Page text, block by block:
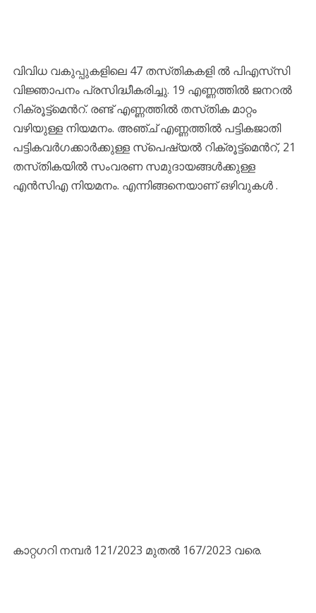
വിവിധ വകുപ്പുകളിലെ 47 തസ്‌തികകളി ൽ പിഎസ്‌സി
വിജ്ഞാപനം പ്രസിദ്ധീകരിച്ചു. 19 എണ്ണത്തിൽ ജനറൽ
റിക്രൂട്ട്‌മെൻറ്. രണ്ട്‌ എണ്ണത്തിൽ തസ്‌തിക മാറ്റം
വഴിയുള്ള നിയമനം. അഞ്ച്‌ എണ്ണത്തിൽ പട്ടികജാതി
പട്ടികവർഗക്കാർക്കുള്ള സ്‌പെഷ്യൽ റിക്രൂട്ട്‌മെൻറ്, 21
തസ്‌തികയിൽ സംവരണ സമുദായങ്ങൾക്കുള്ള
എൻസിഎ നിയമനം. എന്നിങ്ങനെയാണ് ഒഴിവുകൾ .
കാറ്റഗറി നമ്പർ 121/2023 മുതൽ 167/2023 വരെ.